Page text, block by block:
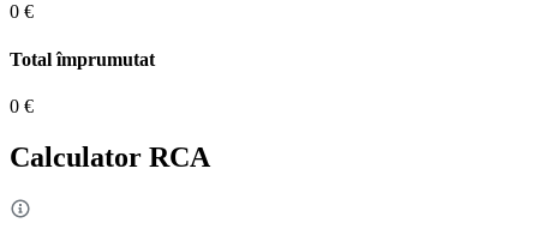
0 €
Total împrumutat
0 €
Calculator RCA